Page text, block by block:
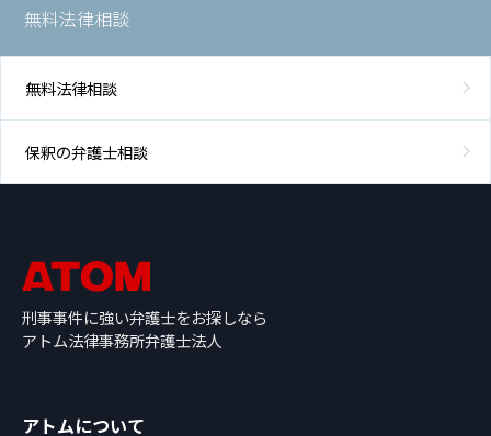
無料法律相談
無料法律相談
保釈の弁護士相談
刑事事件に強い弁護士をお探しなら
アトム法律事務所弁護士法人
アトムについて